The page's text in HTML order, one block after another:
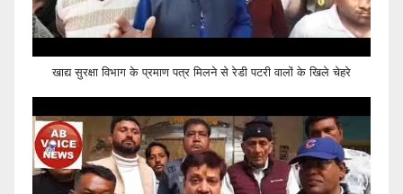
खाद्य सुरक्षा विभाग के प्रमाण पत्र मिलने से रेडी पटरी वालों के खिले चेहरे